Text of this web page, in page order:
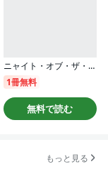
ニャイト・オブ・ザ・リビングキャット
1冊無料
無料で読む
もっと見る